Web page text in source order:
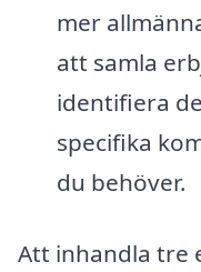
mer
att samla
identifiera
specifika
du behöver.
Att inhandla tre